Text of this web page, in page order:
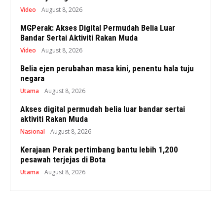
Video August 8, 2026
MGPerak: Akses Digital Permudah Belia Luar
Bandar Sertai Aktiviti Rakan Muda
Video August 8, 2026
Belia ejen perubahan masa kini, penentu hala tuju
negara
Utama August 8, 2026
Akses digital permudah belia luar bandar sertai
aktiviti Rakan Muda
Nasional August 8, 2026
Kerajaan Perak pertimbang bantu lebih 1,200
pesawah terjejas di Bota
Utama August 8, 2026